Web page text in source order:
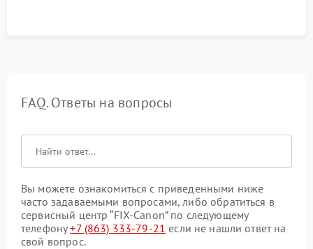
FAQ. Ответы на вопросы
Вы можете ознакомиться с приведенными ниже
часто задаваемыми вопросами, либо обратиться в
сервисный центр “FIX-Canon” по следующему
телефону+7 (863) 333-79-21 если не нашли ответ на
свой вопрос.